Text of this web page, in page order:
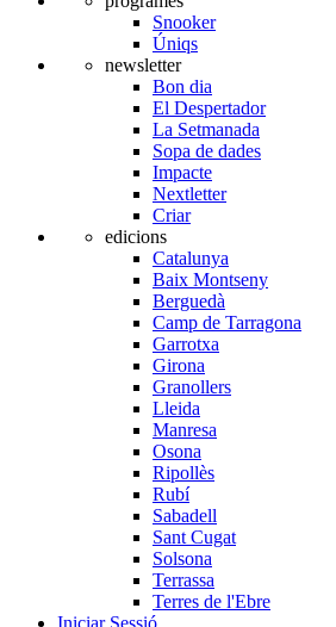
Snooker
Úniqs
newsletter
Bon dia
El Despertador
La Setmanada
Sopa de dades
Impacte
Nextletter
Criar
edicions
Catalunya
Baix Montseny
Berguedà
Camp de Tarragona
Garrotxa
Girona
Granollers
Lleida
Manresa
Osona
Ripollès
Rubí
Sabadell
Sant Cugat
Solsona
Terrassa
Terres de l'Ebre
Iniciar Sessió